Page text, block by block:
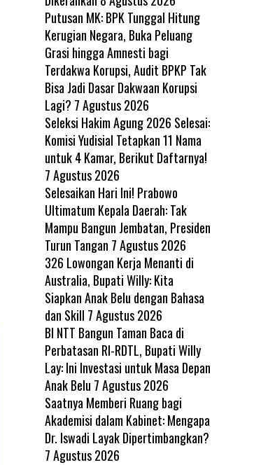
Putusan MK: BPK Tunggal Hitung
Kerugian Negara, Buka Peluang
Grasi hingga Amnesti bagi
Terdakwa Korupsi, Audit BPKP Tak
Bisa Jadi Dasar Dakwaan Korupsi
Lagi? 7 Agustus 2026
Seleksi Hakim Agung 2026 Selesai:
Komisi Yudisial Tetapkan 11 Nama
untuk 4 Kamar, Berikut Daftarnya!
7 Agustus 2026
Selesaikan Hari Ini! Prabowo
Ultimatum Kepala Daerah: Tak
Mampu Bangun Jembatan, Presiden
Turun Tangan 7 Agustus 2026
326 Lowongan Kerja Menanti di
Australia, Bupati Willy: Kita
Siapkan Anak Belu dengan Bahasa
dan Skill 7 Agustus 2026
BI NTT Bangun Taman Baca di
Perbatasan RI-RDTL, Bupati Willy
Lay: Ini Investasi untuk Masa Depan
Anak Belu 7 Agustus 2026
Saatnya Memberi Ruang bagi
Akademisi dalam Kabinet: Mengapa
Dr. Iswadi Layak Dipertimbangkan?
7 Agustus 2026